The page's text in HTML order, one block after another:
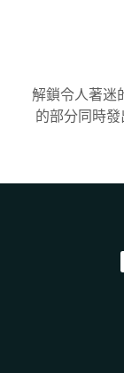
解鎖令人著迷
的部分同時發